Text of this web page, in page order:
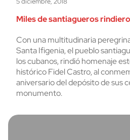
Miles de santiagueros
Con una multitudinaria
Santa Ifigenia, el pueblo
los cubanos, rindió homenaje
histórico Fidel Castro, al
aniversario del depósito de sus
monumento.